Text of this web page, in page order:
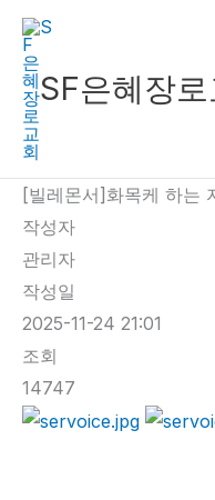
너
SF은혜장로
[빌레몬서]화목케 하는
작성자
관리자
작성일
2025-11-24 21:01
조회
14747